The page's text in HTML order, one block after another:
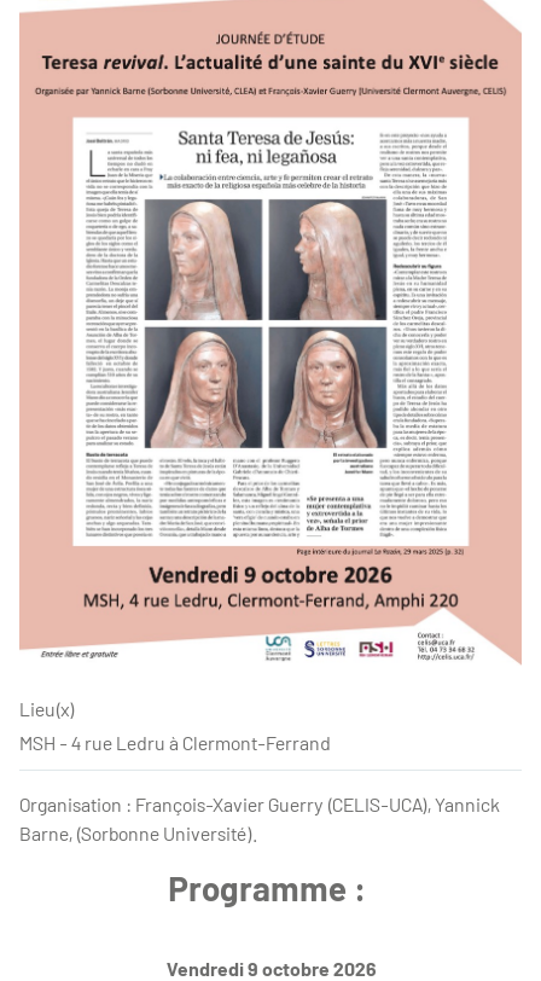
Lieu(x)
MSH - 4 rue Ledru à Clermont-Ferrand
Organisation : François-Xavier Guerry (CELIS-UCA), Yannick
Barne, (Sorbonne Université).
Programme :
Vendredi 9 octobre 2026